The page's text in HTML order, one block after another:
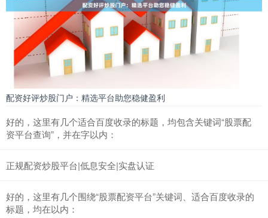
配资好评炒股门户：精选平台助您稳健盈利
好的，这里有几个适合百度收录的标题，均包含关键词“股票配
资平台查询”，并在字以内：
正规配资炒股平台|低息安全|实盘认证
好的，这里有几个围绕“股票配资平台”关键词、适合百度收录的
标题，均在以内：